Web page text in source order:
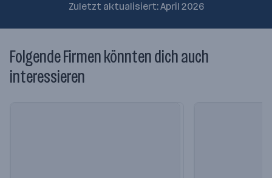
Zuletzt aktualisiert: April 2026
Folgende Firmen könnten dich auch
interessieren